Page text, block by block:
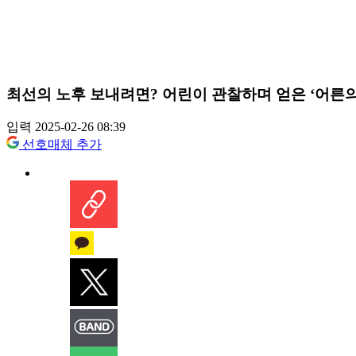
최선의 노후 보내려면? 어린이 관찰하며 얻은 ‘어른
입력 2025-02-26 08:39
선호매체 추가